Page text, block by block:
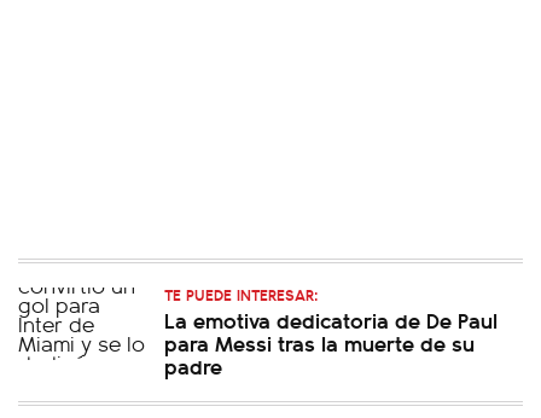
TE PUEDE INTERESAR:
La emotiva dedicatoria de De Paul
para Messi tras la muerte de su
padre